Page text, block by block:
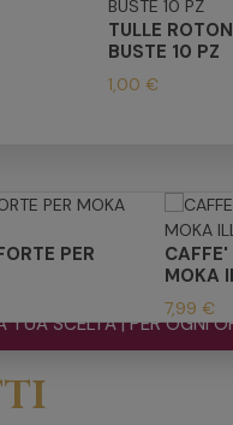
TULLE
BUSTE 10 PZ
1,00 €
PER
MOKA
7,99 €
| PER OGNI ORDINE UN